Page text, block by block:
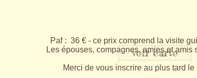
Paf : 36 € - ce prix comprend la visite
Les épouses, compagnes, amies et amis
Merci de vous inscrire au plus tard
voir carte